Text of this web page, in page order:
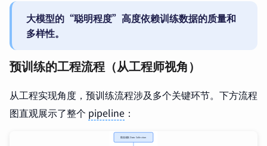
大模型的“聪明程度”高度依赖训练数据的质量和
多样性。
预训练的工程流程（从工程师视角）
从工程实现角度，预训练流程涉及多个关键环节。下方流程
图直观展示了整个 pipeline ：